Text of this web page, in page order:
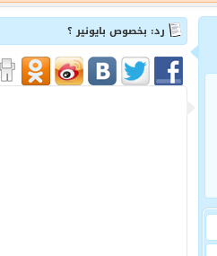
رد: بخصوص بايونير ؟